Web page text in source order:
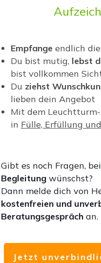
Empfange endlich
Du bist mutig, lebst
bist vollkommen
Du ziehst
lieben dein Angebot
Mit dem
in Fülle, Erfüllung
Gibt es noch Fragen,
Begleitung wünschst?
Dann melde dich von
kostenfreien und
Beratungsgespräch an.
Jetzt